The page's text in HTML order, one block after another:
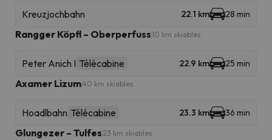
Kreuzjochbahn 22.1 km 28 min
Rangger Köpfl – Oberperfuss10 km skiables
Peter Anich I Télécabine 22.9 km 25 min
Axamer Lizum40 km skiables
Hoadlbahn Télécabine 23.3 km 36 min
Glungezer – Tulfes 23 km skiables